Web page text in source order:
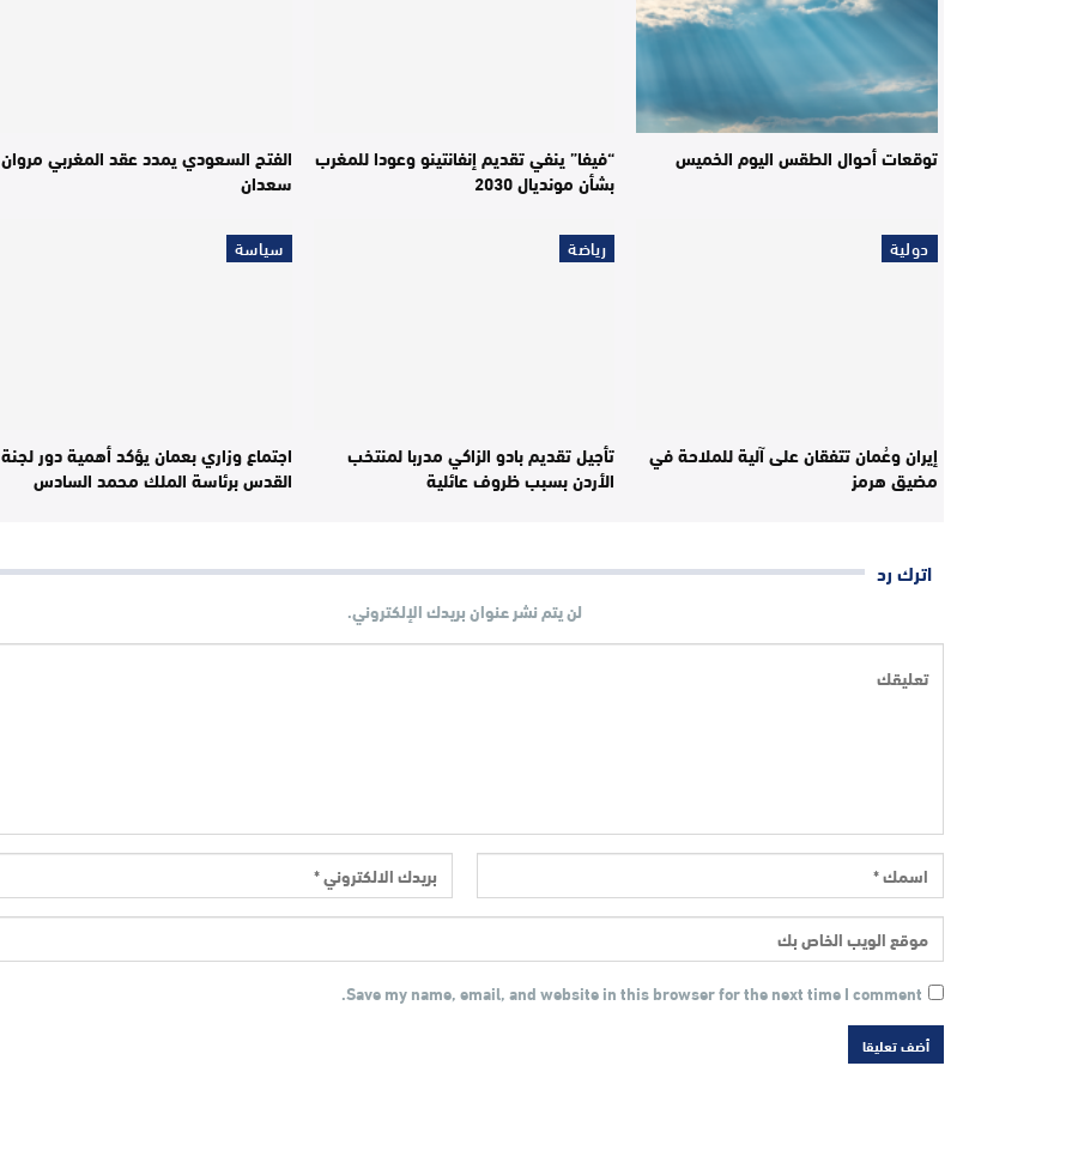
توقعات أحوال الطقس اليوم الخميس “فيفا” ينفي تقديم إنفانتينو وعودا للمغرب
بشأن مونديال 2030
الفتح السعودي يمدد عقد المغربي مروان
سعدان
دولية
إيران وعُمان تتفقان على آلية للملاحة في
مضيق هرمز
رياضة
تأجيل تقديم بادو الزاكي مدربا لمنتخب
الأردن بسبب ظروف عائلية
سياسة
اجتماع وزاري بعمان يؤكد أهمية دور لجنة
القدس برئاسة الملك محمد السادس
اترك رد
لن يتم نشر عنوان بريدك الإلكتروني.
Save my name, email, and website in this browser for the next time I comment.